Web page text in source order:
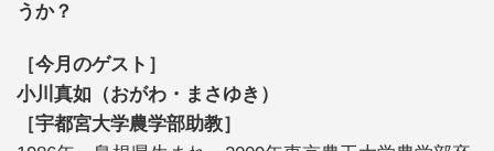
うか？
［今月のゲスト］
小川真如（おがわ・まさゆき）
［宇都宮大学農学部助教］